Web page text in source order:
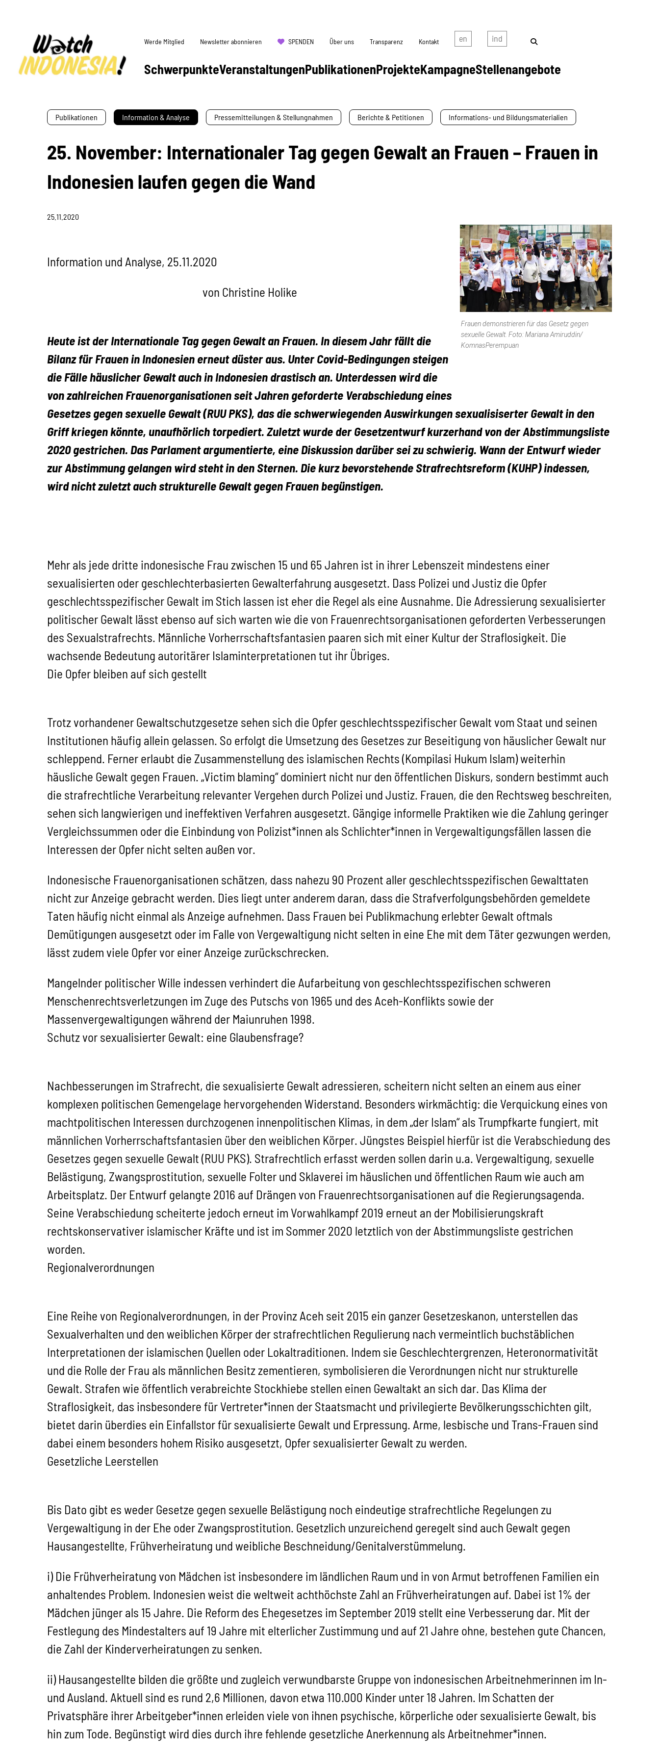
SchwerpunkteVeranstaltungenPublikationenProjekteKampagneStellenangebote
Werde Mitglied Newsletter abonnieren SPENDEN Über uns Transparenz Kontakt
Publikationen Information & Analyse Pressemitteilungen & Stellungnahmen Berichte & Petitionen Informations- und Bildungsmaterialien
25. November: Internationaler Tag gegen Gewalt an Frauen – Frauen in
Indonesien laufen gegen die Wand
25.11.2020
Frauen demonstrieren für das Gesetz gegen
sexuelle Gewalt. Foto: Mariana Amiruddin/
KomnasPerempuan
Information und Analyse, 25.11.2020
von Christine Holike
Heute ist der Internationale Tag gegen Gewalt an Frauen. In diesem Jahr fällt die
Bilanz für Frauen in Indonesien erneut düster aus. Unter Covid-Bedingungen steigen
die Fälle häuslicher Gewalt auch in Indonesien drastisch an. Unterdessen wird die
von zahlreichen Frauenorganisationen seit Jahren geforderte Verabschiedung eines
Gesetzes gegen sexuelle Gewalt (RUU PKS), das die schwerwiegenden Auswirkungen sexualisiserter Gewalt in den
Griff kriegen könnte, unaufhörlich torpediert. Zuletzt wurde der Gesetzentwurf kurzerhand von der Abstimmungsliste
2020 gestrichen. Das Parlament argumentierte, eine Diskussion darüber sei zu schwierig. Wann der Entwurf wieder
zur Abstimmung gelangen wird steht in den Sternen. Die kurz bevorstehende Strafrechtsreform (KUHP) indessen,
wird nicht zuletzt auch strukturelle Gewalt gegen Frauen begünstigen.
Mehr als jede dritte indonesische Frau zwischen 15 und 65 Jahren ist in ihrer Lebenszeit mindestens einer
sexualisierten oder geschlechterbasierten Gewalterfahrung ausgesetzt. Dass Polizei und Justiz die Opfer
geschlechtsspezifischer Gewalt im Stich lassen ist eher die Regel als eine Ausnahme. Die Adressierung sexualisierter
politischer Gewalt lässt ebenso auf sich warten wie die von Frauenrechtsorganisationen geforderten Verbesserungen
des Sexualstrafrechts. Männliche Vorherrschaftsfantasien paaren sich mit einer Kultur der Straflosigkeit. Die
wachsende Bedeutung autoritärer Islaminterpretationen tut ihr Übriges.
Die Opfer bleiben auf sich gestellt
Trotz vorhandener Gewaltschutzgesetze sehen sich die Opfer geschlechtsspezifischer Gewalt vom Staat und seinen
Institutionen häufig allein gelassen. So erfolgt die Umsetzung des Gesetzes zur Beseitigung von häuslicher Gewalt nur
schleppend. Ferner erlaubt die Zusammenstellung des islamischen Rechts (Kompilasi Hukum Islam) weiterhin
häusliche Gewalt gegen Frauen. „Victim blaming“ dominiert nicht nur den öffentlichen Diskurs, sondern bestimmt auch
die strafrechtliche Verarbeitung relevanter Vergehen durch Polizei und Justiz. Frauen, die den Rechtsweg beschreiten,
sehen sich langwierigen und ineffektiven Verfahren ausgesetzt. Gängige informelle Praktiken wie die Zahlung geringer
Vergleichssummen oder die Einbindung von Polizist*innen als Schlichter*innen in Vergewaltigungsfällen lassen die
Interessen der Opfer nicht selten außen vor.
Indonesische Frauenorganisationen schätzen, dass nahezu 90 Prozent aller geschlechtsspezifischen Gewalttaten
nicht zur Anzeige gebracht werden. Dies liegt unter anderem daran, dass die Strafverfolgungsbehörden gemeldete
Taten häufig nicht einmal als Anzeige aufnehmen. Dass Frauen bei Publikmachung erlebter Gewalt oftmals
Demütigungen ausgesetzt oder im Falle von Vergewaltigung nicht selten in eine Ehe mit dem Täter gezwungen werden,
lässt zudem viele Opfer vor einer Anzeige zurückschrecken.
Mangelnder politischer Wille indessen verhindert die Aufarbeitung von geschlechtsspezifischen schweren
Menschenrechtsverletzungen im Zuge des Putschs von 1965 und des Aceh-Konflikts sowie der
Massenvergewaltigungen während der Maiunruhen 1998.
Schutz vor sexualisierter Gewalt: eine Glaubensfrage?
Nachbesserungen im Strafrecht, die sexualisierte Gewalt adressieren, scheitern nicht selten an einem aus einer
komplexen politischen Gemengelage hervorgehenden Widerstand. Besonders wirkmächtig: die Verquickung eines von
machtpolitischen Interessen durchzogenen innenpolitischen Klimas, in dem „der Islam“ als Trumpfkarte fungiert, mit
männlichen Vorherrschaftsfantasien über den weiblichen Körper. Jüngstes Beispiel hierfür ist die Verabschiedung des
Gesetzes gegen sexuelle Gewalt (RUU PKS). Strafrechtlich erfasst werden sollen darin u.a. Vergewaltigung, sexuelle
Belästigung, Zwangsprostitution, sexuelle Folter und Sklaverei im häuslichen und öffentlichen Raum wie auch am
Arbeitsplatz. Der Entwurf gelangte 2016 auf Drängen von Frauenrechtsorganisationen auf die Regierungsagenda.
Seine Verabschiedung scheiterte jedoch erneut im Vorwahlkampf 2019 erneut an der Mobilisierungskraft
rechtskonservativer islamischer Kräfte und ist im Sommer 2020 letztlich von der Abstimmungsliste gestrichen
worden.
Regionalverordnungen
Eine Reihe von Regionalverordnungen, in der Provinz Aceh seit 2015 ein ganzer Gesetzeskanon, unterstellen das
Sexualverhalten und den weiblichen Körper der strafrechtlichen Regulierung nach vermeintlich buchstäblichen
Interpretationen der islamischen Quellen oder Lokaltraditionen. Indem sie Geschlechtergrenzen, Heteronormativität
und die Rolle der Frau als männlichen Besitz zementieren, symbolisieren die Verordnungen nicht nur strukturelle
Gewalt. Strafen wie öffentlich verabreichte Stockhiebe stellen einen Gewaltakt an sich dar. Das Klima der
Straflosigkeit, das insbesondere für Vertreter*innen der Staatsmacht und privilegierte Bevölkerungsschichten gilt,
bietet darin überdies ein Einfallstor für sexualisierte Gewalt und Erpressung. Arme, lesbische und Trans-Frauen sind
dabei einem besonders hohem Risiko ausgesetzt, Opfer sexualisierter Gewalt zu werden.
Gesetzliche Leerstellen
Bis Dato gibt es weder Gesetze gegen sexuelle Belästigung noch eindeutige strafrechtliche Regelungen zu
Vergewaltigung in der Ehe oder Zwangsprostitution. Gesetzlich unzureichend geregelt sind auch Gewalt gegen
Hausangestellte, Frühverheiratung und weibliche Beschneidung/Genitalverstümmelung.
i) Die Frühverheiratung von Mädchen ist insbesondere im ländlichen Raum und in von Armut betroffenen Familien ein
anhaltendes Problem. Indonesien weist die weltweit achthöchste Zahl an Frühverheiratungen auf. Dabei ist 1% der
Mädchen jünger als 15 Jahre. Die Reform des Ehegesetzes im September 2019 stellt eine Verbesserung dar. Mit der
Festlegung des Mindestalters auf 19 Jahre mit elterlicher Zustimmung und auf 21 Jahre ohne, bestehen gute Chancen,
die Zahl der Kinderverheiratungen zu senken.
ii) Hausangestellte bilden die größte und zugleich verwundbarste Gruppe von indonesischen Arbeitnehmerinnen im In-
und Ausland. Aktuell sind es rund 2,6 Millionen, davon etwa 110.000 Kinder unter 18 Jahren. Im Schatten der
Privatsphäre ihrer Arbeitgeber*innen erleiden viele von ihnen psychische, körperliche oder sexualisierte Gewalt, bis
hin zum Tode. Begünstigt wird dies durch ihre fehlende gesetzliche Anerkennung als Arbeitnehmer*innen.